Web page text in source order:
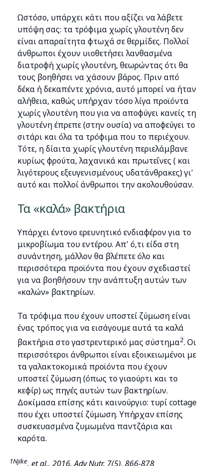
Ωστόσο, υπάρχει κάτι που αξίζει να λάβετε
υπόψη σας: τα τρόφιμα χωρίς γλουτένη δεν
είναι απαραίτητα φτωχά σε θερμίδες. Πολλοί
άνθρωποι έχουν υιοθετήσει λανθασμένα
διατροφή χωρίς γλουτένη, θεωρώντας ότι θα
τους βοηθήσει να χάσουν βάρος. Πριν από
δέκα ή δεκαπέντε χρόνια, αυτό μπορεί να ήταν
αλήθεια, καθώς υπήρχαν τόσο λίγα προϊόντα
χωρίς γλουτένη που για να αποφύγει κανείς τη
γλουτένη έπρεπε (στην ουσία) να αποφεύγει το
σιτάρι και όλα τα τρόφιμα που το περιέχουν.
Τότε, η δίαιτα χωρίς γλουτένη περιελάμβανε
κυρίως φρούτα, λαχανικά και πρωτεΐνες ( και
λιγότερους εξευγενισμένους υδατάνθρακες) γι'
αυτό και πολλοί άνθρωποι την ακολουθούσαν.
Τα «καλά» βακτήρια
Υπάρχει έντονο ερευνητικό ενδιαφέρον για το
μικροβίωμα του εντέρου. Απ' ό,τι είδα στη
συνάντηση, μάλλον θα βλέπετε όλο και
περισσότερα προϊόντα που έχουν σχεδιαστεί
για να βοηθήσουν την ανάπτυξη αυτών των
«καλών» βακτηρίων.
Τα τρόφιμα που έχουν υποστεί ζύμωση είναι
ένας τρόπος για να εισάγουμε αυτά τα καλά
βακτήρια στο γαστρεντερικό μας σύστημα2. Οι
περισσότεροι άνθρωποι είναι εξοικειωμένοι με
τα γαλακτοκομικά προϊόντα που έχουν
υποστεί ζύμωση (όπως το γιαούρτι και το
κεφίρ) ως πηγές αυτών των βακτηρίων.
Δοκίμασα επίσης κάτι καινούργιο: τυρί cottage
που έχει υποστεί ζύμωση. Υπήρχαν επίσης
συσκευασμένα ζυμωμένα παντζάρια και
καρότα.
1Njike, et al., 2016. Adv Nutr, 7(5), 866-878